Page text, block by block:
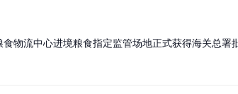
物流中心进境粮食指定监管场地正式获得海关总署批